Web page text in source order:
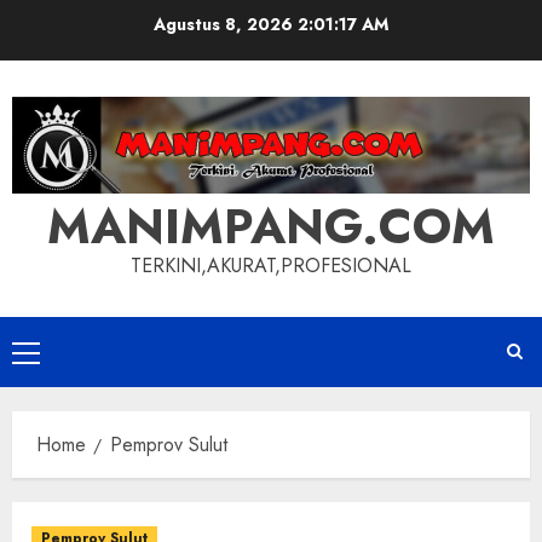
Agustus 8, 2026 2:01:17 AM
MANIMPANG.COM
TERKINI,AKURAT,PROFESIONAL
Primary
Menu
Home Pemprov Sulut